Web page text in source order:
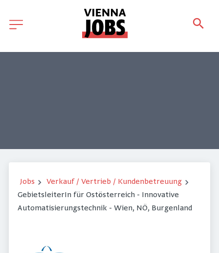
Jobs
Verkauf / Vertrieb / Kundenbetreuung
GebietsleiterIn für Ostösterreich - Innovative
Automatisierungstechnik - Wien, NÖ, Burgenland